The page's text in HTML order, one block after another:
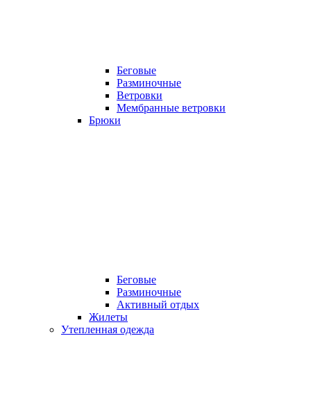
Беговые
Разминочные
Ветровки
Мембранные ветровки
Брюки
Беговые
Разминочные
Активный отдых
Жилеты
Утепленная одежда